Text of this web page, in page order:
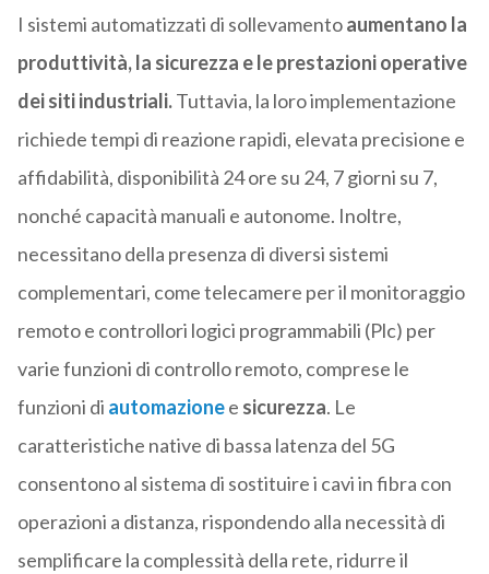
I sistemi automatizzati di sollevamentoaumentano la
produttività, la sicurezza e le prestazioni operative
dei siti industriali.Tuttavia, la loro implementazione
richiede tempi di reazione rapidi, elevata precisione e
affidabilità, disponibilità 24 ore su 24, 7 giorni su 7,
nonché capacità manuali e autonome. Inoltre,
necessitano della presenza di diversi sistemi
complementari, come telecamere per il monitoraggio
remoto e controllori logici programmabili (Plc) per
varie funzioni di controllo remoto, comprese le
funzioni di automazionee sicurezza. Le
caratteristiche native di bassa latenza del 5G
consentono al sistema di sostituire i cavi in fibra con
operazioni a distanza, rispondendo alla necessità di
semplificare la complessità della rete, ridurre il